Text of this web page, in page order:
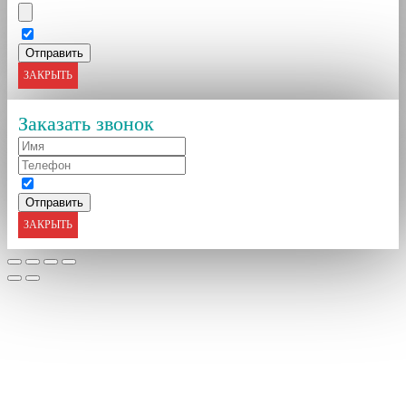
ЗАКРЫТЬ
Заказать звонок
ЗАКРЫТЬ